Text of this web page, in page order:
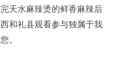
天水麻辣烫的鲜香麻辣后
和礼县观看参与独属于我
。